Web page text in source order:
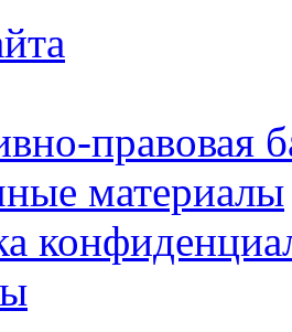
правовая
материалы